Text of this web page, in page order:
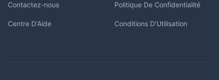
Contactez-nous
Centre D'Aide
Politique De Confidentialité
Conditions D'Utilisation